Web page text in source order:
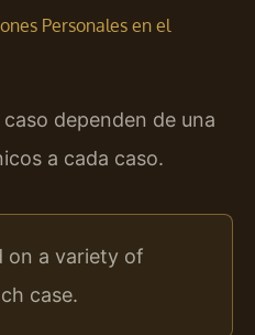
Personales en el
dependen de una
a cada caso.
on a variety of
case.